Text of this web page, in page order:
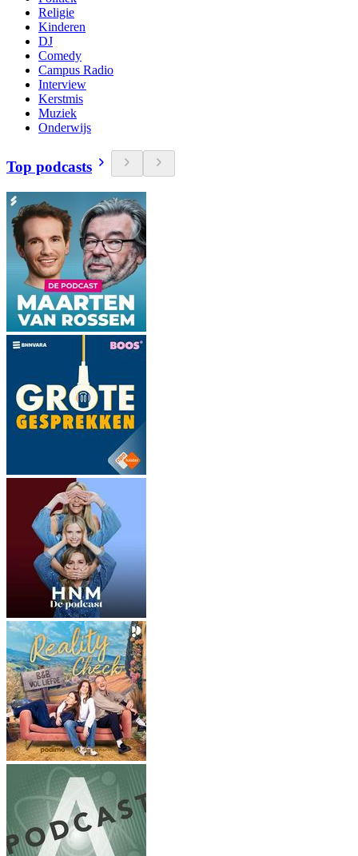
Religie
Kinderen
DJ
Comedy
Campus Radio
Interview
Kerstmis
Muziek
Onderwijs
Top podcasts